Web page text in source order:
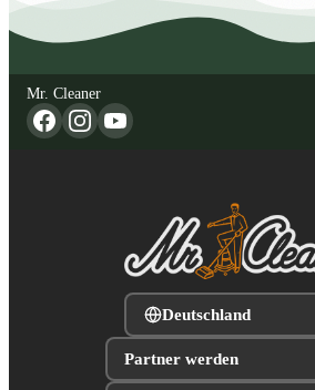
Mr. Cleaner
Deutschland
Partner werden